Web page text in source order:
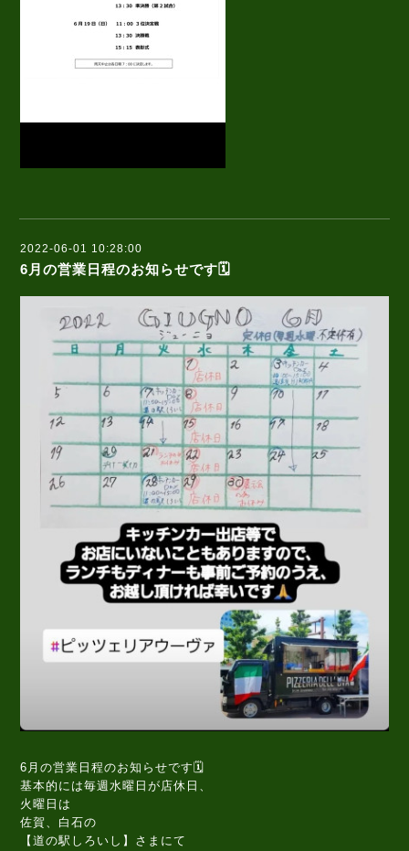
2022-06-01 10:28:00
6月の営業日程のお知らせです🗓️
6月の営業日程のお知らせです🗓️
基本的には毎週水曜日が店休日、
火曜日は
佐賀、白石の
【道の駅しろいし】さまにて